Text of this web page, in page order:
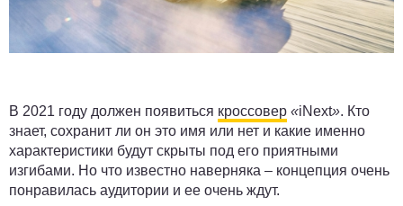
В 2021 году должен появиться кроссовер «iNext». Кто
знает, сохранит ли он это имя или нет и какие именно
характеристики будут скрыты под его приятными
изгибами. Но что известно наверняка – концепция очень
понравилась аудитории и ее очень ждут.